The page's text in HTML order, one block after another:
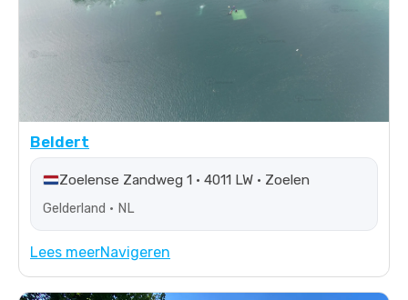
Beldert
Zoelense Zandweg 1 • 4011 LW • Zoelen
Gelderland • NL
Lees meerNavigeren